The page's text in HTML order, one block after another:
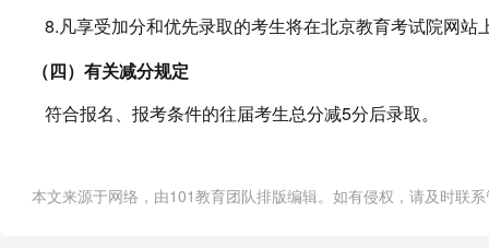
8.凡享受加分和优先录取的考生将在北京教育考试院网站
（四）有关减分规定
符合报名、报考条件的往届考生总分减5分后录取。
本文来源于网络，由101教育团队排版编辑。如有侵权，请及时联